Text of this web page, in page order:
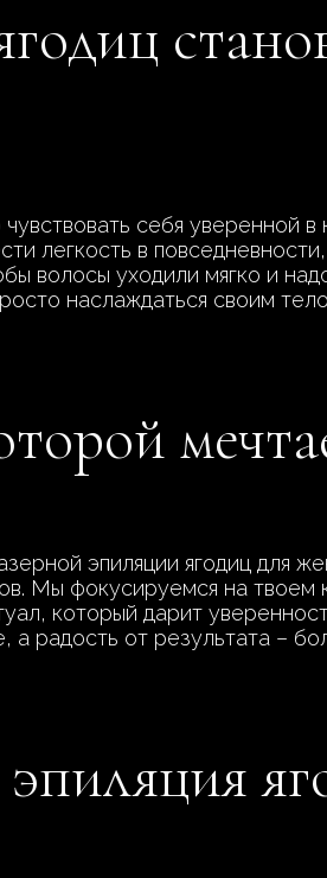
себя уверенной в
легкость в
волосы уходили мягко и
наслаждаться своим
эпиляции ягодиц для
Мы фокусируемся на
который дарит
а радость от результата –